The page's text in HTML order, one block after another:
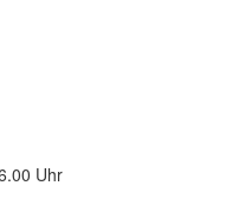
Uhr